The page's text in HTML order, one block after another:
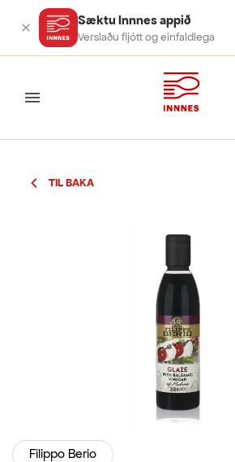
Sæktu Innnes appið
Verslaðu fljótt og einfaldlega
valmynd
TIL BAKA
Filippo Berio